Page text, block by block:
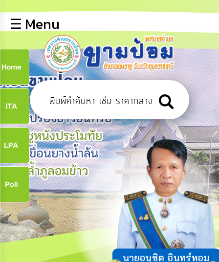
หลัก
ข้อมูล
พื้น
ฐาน
บุคลากร
ข่าว
ประชาสัมพันธ์
การ
ปฏิสัมพันธ์
ข้อมูล
รับ
ฟัง
ความ
คิด
เห็น
☰ Menu